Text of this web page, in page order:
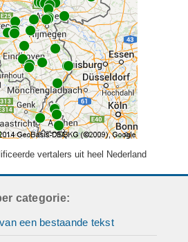
vertalers uit heel Nederland
categorie:
een bestaande tekst